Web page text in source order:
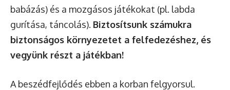
babázás) és a mozgásos játékokat (pl. labda
gurítása, táncolás). Biztosítsunk számukra
biztonságos környezetet a felfedezéshez, és
vegyünk részt a játékban!
A beszédfejlődés ebben a korban felgyorsul.